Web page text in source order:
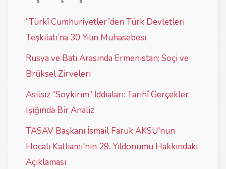
“Türkî Cumhuriyetler”den Türk Devletleri
Teşkilatı’na 30 Yılın Muhasebesi
Rusya ve Batı Arasında Ermenistan: Soçi ve
Brüksel Zirveleri
Asılsız “Soykırım” İddiaları: Tarihî Gerçekler
Işığında Bir Analiz
TASAV Başkanı İsmail Faruk AKSU'nun
Hocalı Katliamı'nın 29. Yıldönümü Hakkındaki
Açıklaması